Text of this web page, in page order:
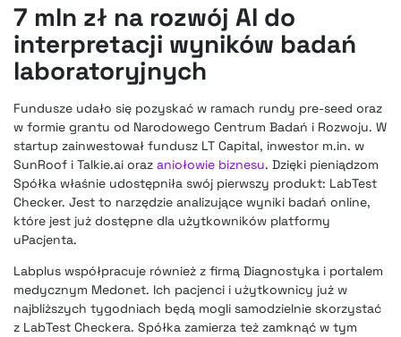
7 mln zł na rozwój AI do
interpretacji wyników badań
laboratoryjnych
Fundusze udało się pozyskać w ramach rundy pre-seed oraz
w formie grantu od Narodowego Centrum Badań i Rozwoju. W
startup zainwestował fundusz LT Capital, inwestor m.in. w
SunRoof i Talkie.ai oraz aniołowie biznesu. Dzięki pieniądzom
Spółka właśnie udostępniła swój pierwszy produkt: LabTest
Checker. Jest to narzędzie analizujące wyniki badań online,
które jest już dostępne dla użytkowników platformy
uPacjenta.
Labplus współpracuje również z firmą Diagnostyka i portalem
medycznym Medonet. Ich pacjenci i użytkownicy już w
najbliższych tygodniach będą mogli samodzielnie skorzystać
z LabTest Checkera. Spółka zamierza też zamknąć w tym